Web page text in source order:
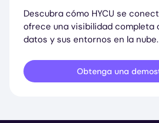
Descubra cómo HYCU se
ofrece una visibilidad completa
datos y sus entornos en la nube.
Obtenga una